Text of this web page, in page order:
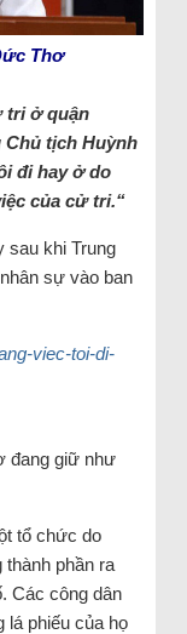
Thơ
tri ở quận
Chủ tịch Huỳnh
đi hay ở do
của cử tri.“
sau khi Trung
sự vào ban
viec-toi-di-
đang giữ như
tổ chức do
phần ra
Các công dân
lá phiếu của họ